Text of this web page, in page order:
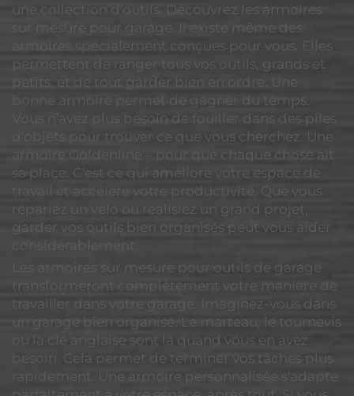
une collection d'outils. Découvrez les armoires
sur mesure pour garage. Il existe même des
armoires spécialement conçues pour vous. Elles
permettent de ranger tous vos outils, grands et
petits, et de tout garder bien en ordre. Une
bonne armoire permet de gagner du temps.
Vous n'avez plus besoin de fouiller dans des piles
d'objets pour trouver ce que vous cherchez. Une
armoire Goldenline – pour que chaque chose ait
sa place. C'est ce qui améliore votre espace de
travail et accélère votre productivité. Que vous
répariez un vélo ou réalisiez un grand projet,
garder vos outils bien organisés peut vous aider
considérablement.
Les armoires sur mesure pour outils de garage
transformeront complètement votre manière de
travailler dans votre garage. Imaginez-vous dans
un garage bien organisé. Le marteau, le tournevis
ou la clé anglaise sont là quand vous en avez
besoin. Cela permet de terminer vos tâches plus
rapidement. Une armoire personnalisée s'adapte